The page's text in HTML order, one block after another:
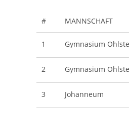
# MANNSCHAFT
1 Gymnasium
2 Gymnasium
3 Johanneum